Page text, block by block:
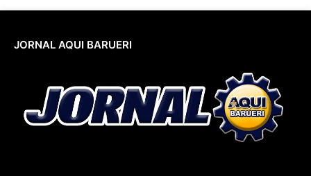
JORNAL AQUI BARUERI